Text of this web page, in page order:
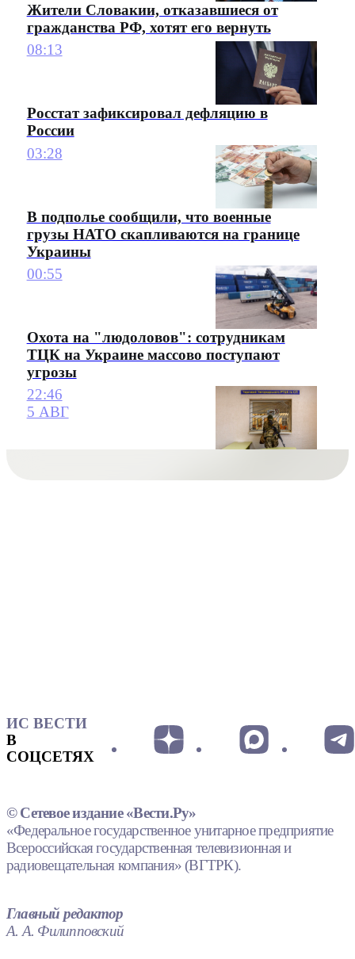
Жители Словакии, отказавшиеся от
гражданства РФ, хотят его вернуть
08:13
Росстат зафиксировал дефляцию в
России
03:28
В подполье сообщили, что военные
грузы НАТО скапливаются на границе
Украины
00:55
Охота на "людоловов": сотрудникам
ТЦК на Украине массово поступают
угрозы
22:46
5 АВГ
ИС ВЕСТИ
В
СОЦСЕТЯХ
© Сетевое издание «Вести.Ру»
«Федеральное государственное унитарное предприятие
Всероссийская государственная телевизионная и
радиовещательная компания» (ВГТРК).
Главный редактор
А. А. Филипповский